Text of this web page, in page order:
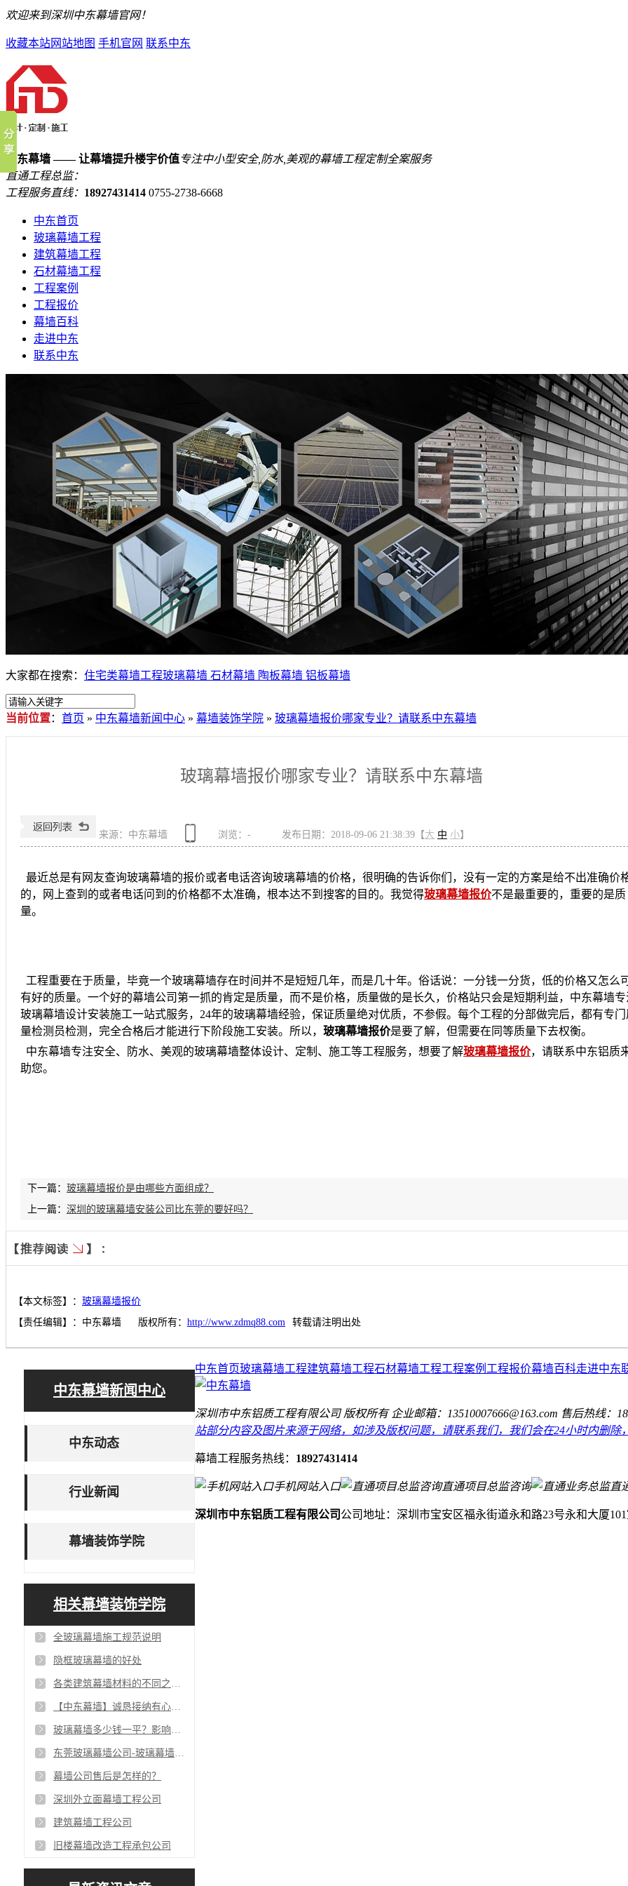
欢迎来到深圳中东幕墙官网！
收藏本站网站地图 手机官网 联系中东
中东幕墙 —— 让幕墙提升楼宇价值专注中小型安全,防水,美观的幕墙工程定制全案服务
直通工程总监：
工程服务直线： 18927431414 0755-2738-6668
中东首页
玻璃幕墙工程
建筑幕墙工程
石材幕墙工程
工程案例
工程报价
幕墙百科
走进中东
联系中东
大家都在搜索： 住宅类幕墙工程玻璃幕墙 石材幕墙 陶板幕墙 铝板幕墙
当前位置： 首页 » 中东幕墙新闻中心 » 幕墙装饰学院 » 玻璃幕墙报价哪家专业？请联系中东幕墙
玻璃幕墙报价哪家专业？请联系中东幕墙
来源：中东幕墙 浏览： - 发布日期：2018-09-06 21:38:39【大 中 小】
最近总是有网友查询玻璃幕墙的报价或者电话咨询玻璃幕墙的价格，很明确的告诉你们，没有一定的方案是给不出准确价
的，网上查到的或者电话问到的价格都不太准确，根本达不到搜客的目的。我觉得玻璃幕墙报价不是最重要的，重要的是质
量。
工程重要在于质量，毕竟一个玻璃幕墙存在时间并不是短短几年，而是几十年。俗话说：一分钱一分货，低的价格又怎么
有好的质量。一个好的幕墙公司第一抓的肯定是质量，而不是价格，质量做的是长久，价格站只会是短期利益，中东幕墙专
玻璃幕墙设计安装施工一站式服务，24年的玻璃幕墙经验，保证质量绝对优质，不参假。每个工程的分部做完后，都有专门
量检测员检测，完全合格后才能进行下阶段施工安装。所以， 玻璃幕墙报价是要了解，但需要在同等质量下去权衡。
中东幕墙专注安全、防水、美观的玻璃幕墙整体设计、定制、施工等工程服务，想要了解玻璃幕墙报价，请联系中东铝质
助您。
下一篇： 玻璃幕墙报价是由哪些方面组成？
上一篇： 深圳的玻璃幕墙安装公司比东莞的要好吗？
【本文标签】： 玻璃幕墙报价
【责任编辑】： 中东幕墙 版权所有： http://www.zdmq88.com 转载请注明出处
中东幕墙新闻中心
中东动态
行业新闻
幕墙装饰学院
相关幕墙装饰学院
全玻璃幕墙施工规范说明
隐框玻璃幕墙的好处
各类建筑幕墙材料的不同之二-优点各有偏重-中东幕墙
【中东幕墙】诚恳接纳有心致力于玻璃幕墙建筑行业的志向青年
玻璃幕墙多少钱一平？影响玻璃幕墙报价因素分析！
东莞玻璃幕墙公司-玻璃幕墙装饰-幕墙设计安装公司-中东幕墙
幕墙公司售后是怎样的？
深圳外立面幕墙工程公司
建筑幕墙工程公司
旧楼幕墙改造工程承包公司
中东首页玻璃幕墙工程建筑幕墙工程石材幕墙工程工程案例 工程报价幕墙百科走进中东
深圳市中东铝质工程有限公司 版权所有 企业邮箱：13510007666@163.com 售后热线：
站部分内容及图片来源于网络，如涉及版权问题，请联系我们，我们会在24小时内删除
幕墙工程服务热线： 18927431414
手机网站入口 直通项目总监咨询 直
深圳市中东铝质工程有限公司 公司地址：深圳市宝安区福永街道永和路23号永和大厦